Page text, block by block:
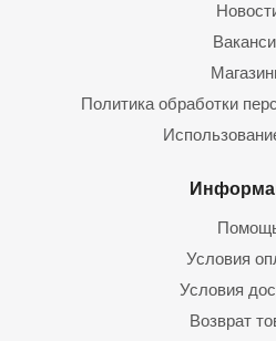
Политика обработки
Условия
Условия
Возврат